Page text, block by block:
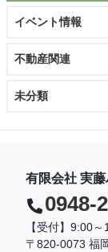
イベント情報
不動産関連
未分類
有限会社 実
0948-
【受付】9:00
〒820-0073 福